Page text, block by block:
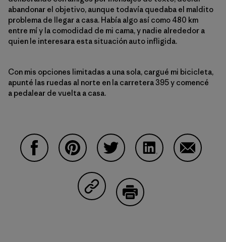
abandonar el objetivo, aunque todavía quedaba el maldito
problema de llegar a casa. Había algo así como 480 km
entre mí y la comodidad de mi cama, y nadie alrededor a
quien le interesara esta situación auto infligida.
Con mis opciones limitadas a una sola, cargué mi bicicleta,
apunté las ruedas al norte en la carretera 395 y comencé
a pedalear de vuelta a casa.
Share on Copy Link